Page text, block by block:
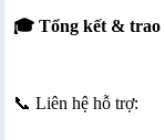
🎓 Tổng kết & trao
📞 Liên hệ hỗ trợ: